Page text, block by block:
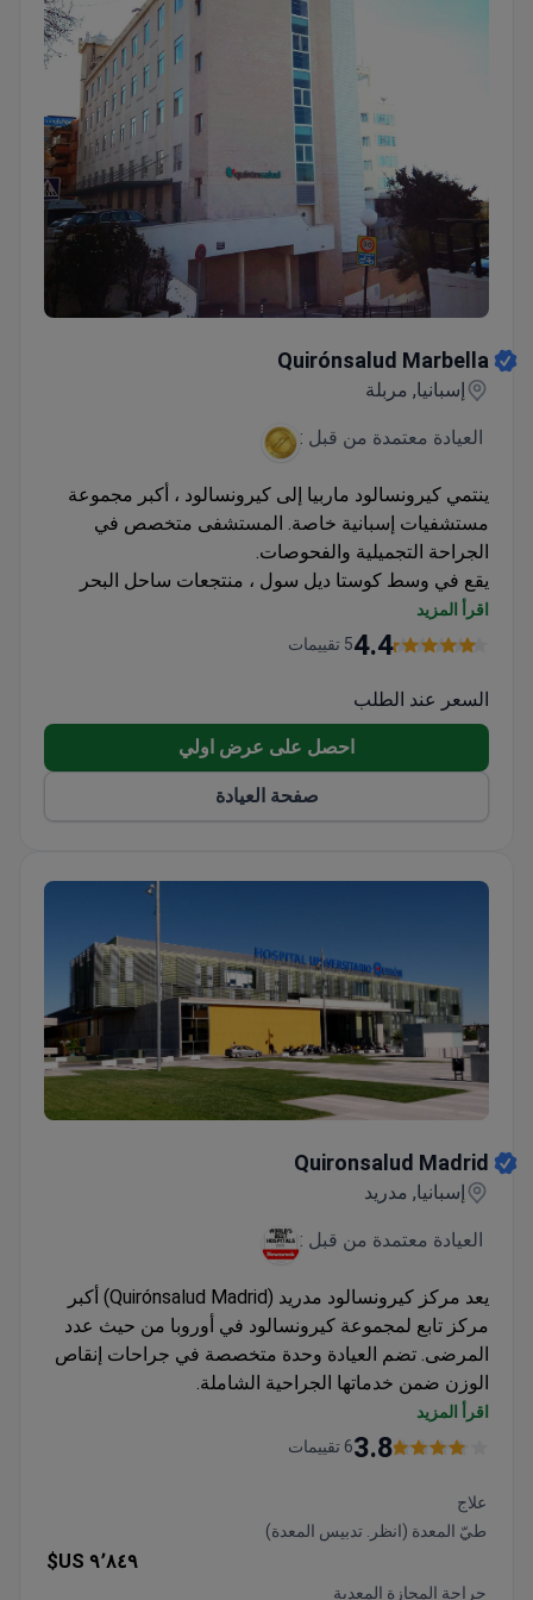
Quirónsalud Marbella
إسبانيا, مربلة
العيادة معتمدة من قبل :
ينتمي كيرونسالود ماربيا إلى كيرونسالود ، أكبر مجموعة
مستشفيات إسبانية خاصة. المستشفى متخصص في
الجراحة التجميلية والفحوصات.
يقع في وسط كوستا ديل سول ، منتجعات ساحل البحر
الأبيض المتوسط.
اقرأ المزيد
4.45 تقييمات
السعر عند الطلب
احصل على عرض اولي
صفحة العيادة
Quironsalud Madrid
إسبانيا, مدريد
العيادة معتمدة من قبل :
يعد مركز كيرونسالود مدريد (Quirónsalud Madrid) أكبر
مركز تابع لمجموعة كيرونسالود في أوروبا من حيث عدد
المرضى. تضم العيادة وحدة متخصصة في جراحات إنقاص
الوزن ضمن خدماتها الجراحية الشاملة.
جزء من شبكة المستشفيات الخاصة الرائدة في إسبانيا
مع فرق جراحية متعددة التخصصات
تخصصاتها الجراحية
مؤسسة تركز على الأبحاث مع فرص للمشاركة في
اقرأ المزيد
3.86 تقييمات
علاج
طيّ المعدة (انظر. تدبيس المعدة)
٩٬٨٤٩ US$
جراحة المجازة المعدية